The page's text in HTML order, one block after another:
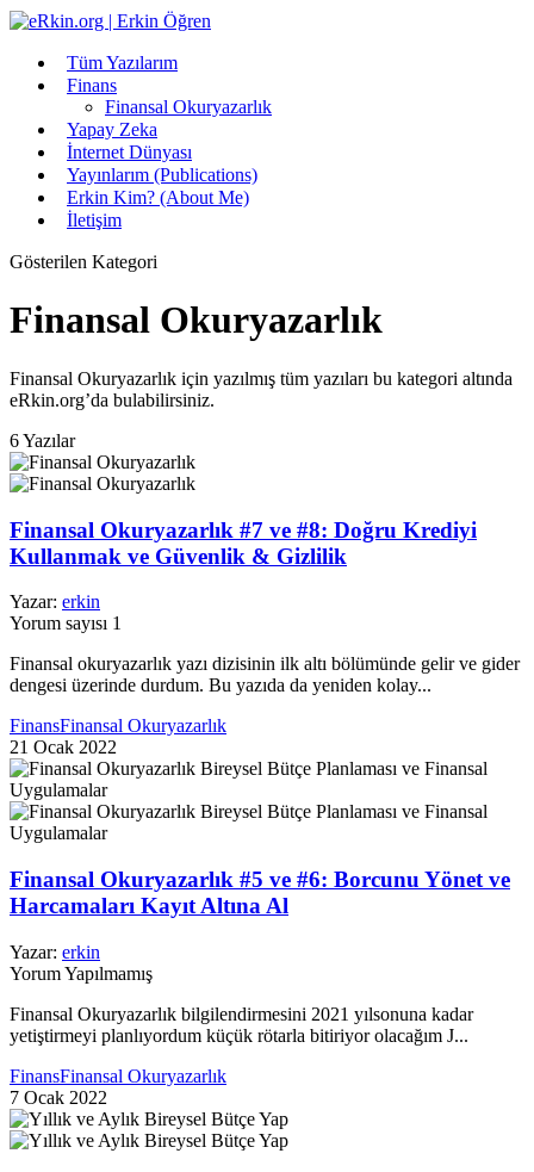
Tüm Yazılarım
Finans
Finansal Okuryazarlık
Yapay Zeka
İnternet Dünyası
Yayınlarım (Publications)
Erkin Kim? (About Me)
İletişim
Gösterilen Kategori
Finansal Okuryazarlık
Finansal Okuryazarlık için yazılmış tüm yazıları bu kategori altında
eRkin.org’da bulabilirsiniz.
6 Yazılar
Finansal Okuryazarlık #7 ve #8: Doğru Krediyi
Kullanmak ve Güvenlik & Gizlilik
Yazar: erkin
Yorum sayısı 1
Finansal okuryazarlık yazı dizisinin ilk altı bölümünde gelir ve gider
dengesi üzerinde durdum. Bu yazıda da yeniden kolay...
FinansFinansal Okuryazarlık
21 Ocak 2022
Finansal Okuryazarlık #5 ve #6: Borcunu Yönet ve
Harcamaları Kayıt Altına Al
Yazar: erkin
Yorum Yapılmamış
Finansal Okuryazarlık bilgilendirmesini 2021 yılsonuna kadar
yetiştirmeyi planlıyordum küçük rötarla bitiriyor olacağım J...
FinansFinansal Okuryazarlık
7 Ocak 2022